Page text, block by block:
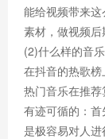
能给视频带来
素材，做视频后
(2)什么样的音
在抖音的热歌
热门音乐在推
有迹可循的：
是极容易对人